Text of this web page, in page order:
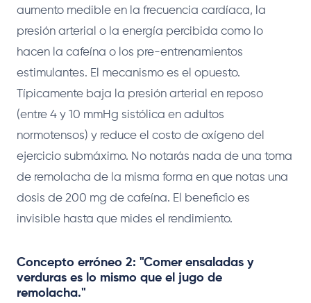
aumento medible en la frecuencia cardíaca, la
presión arterial o la energía percibida como lo
hacen la cafeína o los pre-entrenamientos
estimulantes. El mecanismo es el opuesto.
Típicamente baja la presión arterial en reposo
(entre 4 y 10 mmHg sistólica en adultos
normotensos) y reduce el costo de oxígeno del
ejercicio submáximo. No notarás nada de una toma
de remolacha de la misma forma en que notas una
dosis de 200 mg de cafeína. El beneficio es
invisible hasta que mides el rendimiento.
Concepto erróneo 2: "Comer ensaladas y
verduras es lo mismo que el jugo de
remolacha."